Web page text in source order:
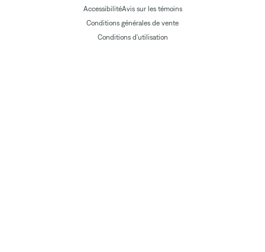
AccessibilitéAvis sur les témoins
Conditions générales de vente
Conditions d'utilisation